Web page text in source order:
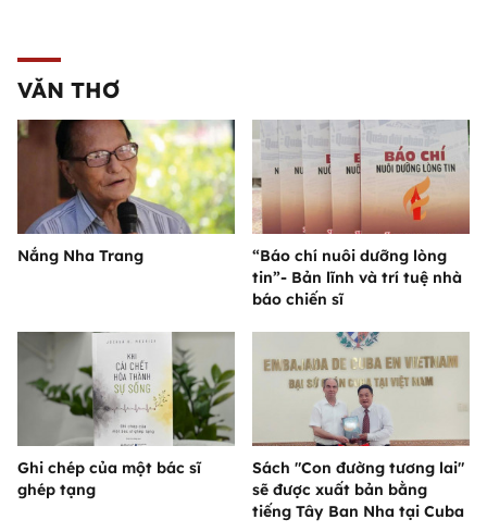
VĂN THƠ
Nắng Nha Trang
“Báo chí nuôi dưỡng lòng
tin”- Bản lĩnh và trí tuệ nhà
báo chiến sĩ
Ghi chép của một bác sĩ
ghép tạng
Sách "Con đường tương lai"
sẽ được xuất bản bằng
tiếng Tây Ban Nha tại Cuba